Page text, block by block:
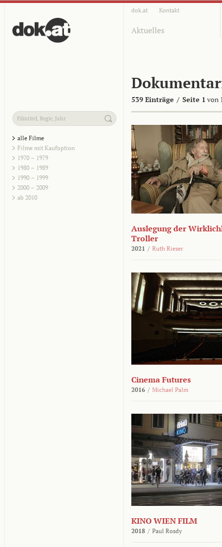
dok.at Kontakt
Aktuelles
539 Einträge / Seite 1 von
alle Filme
Filme mit Kaufoption
1970 – 1979
1980 – 1989
1990 – 1999
2000 – 2009
ab 2010
Auslegung der
Troller
2021 / Ruth Rieser
Cinema Futures
2016 / Michael Palm
KINO WIEN FILM
2018 / Paul Rosdy